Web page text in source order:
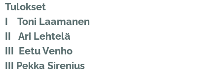
Tulokset
I Toni Laamanen
II Ari Lehtelä
III Eetu Venho
III Pekka Sirenius